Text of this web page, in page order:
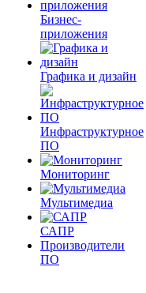
Бизнес-
приложения
Графика и дизайн
Инфраструктурное
ПО
Мониторинг
Мультимедиа
САПР
Производители
ПО